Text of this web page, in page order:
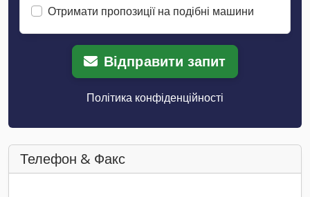
Отримати пропозиції на подібні машини
Відправити запит
Політика конфіденційності
Телефон & Факс